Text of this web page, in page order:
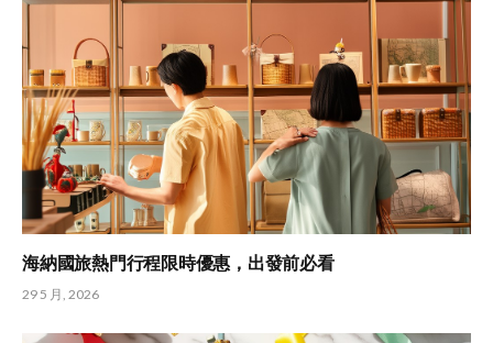
海納國旅熱門行程限時優惠，出發前必看
29 5 月, 2026